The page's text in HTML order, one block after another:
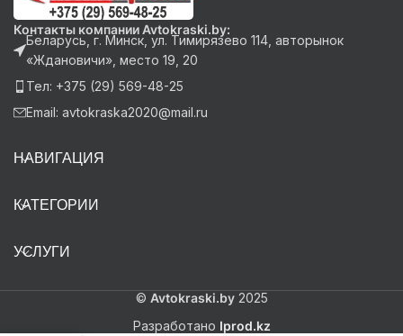
Контакты компании Avtokraski.by:
Беларусь, г. Минск, ул. Тимирязево 114, авторынок
«Ждановичи», место 19, 20
Тел: +375 (29) 569-48-25
Email: avtokraska2020@mail.ru
НАВИГАЦИЯ
КАТЕГОРИИ
УСЛУГИ
© Avtokraski.by2025
Разработано Iprod.kz